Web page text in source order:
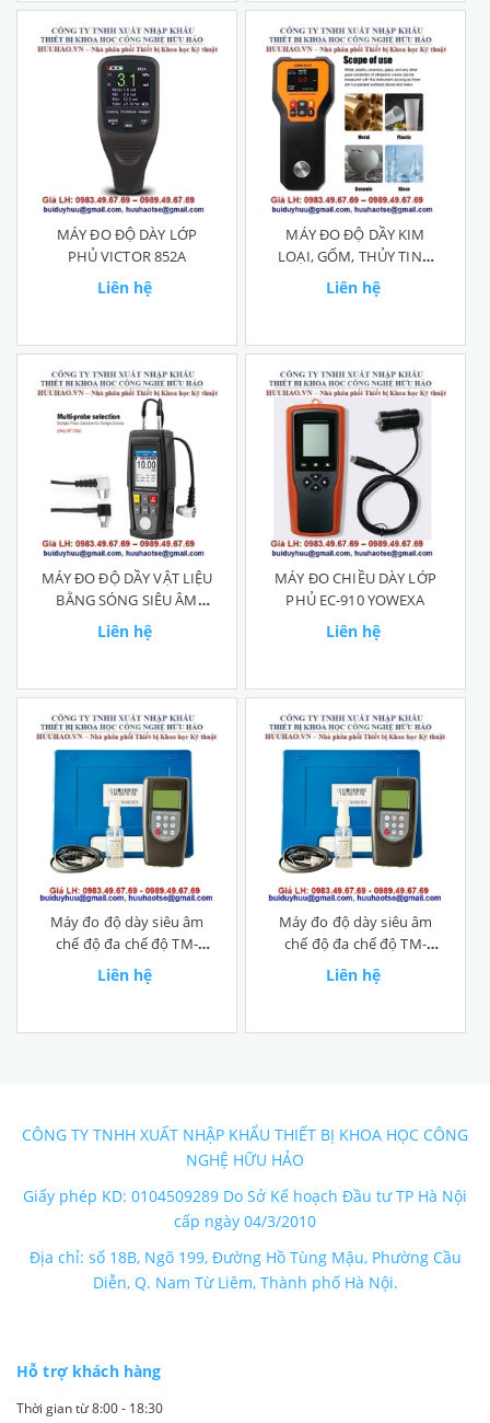
MÁY ĐO ĐỘ DÀY LỚP
PHỦ VICTOR 852A
Liên hệ
MÁY ĐO ĐỘ DẦY KIM
LOẠI, GỐM, THỦY TINH
VICTOR 852C+
Liên hệ
MÁY ĐO ĐỘ DẦY VẬT LIỆU
BẰNG SÓNG SIÊU ÂM
WT130A
Liên hệ
MÁY ĐO CHIỀU DÀY LỚP
PHỦ EC-910 YOWEXA
Liên hệ
Máy đo độ dày siêu âm
chế độ đa chế độ TM-
8819-T3
Liên hệ
Máy đo độ dày siêu âm
chế độ đa chế độ TM-
8819-T6
Liên hệ
CÔNG TY TNHH XUẤT NHẬP KHẨU THIẾT BỊ KHOA HỌC CÔNG
NGHỆ HỮU HẢO
Giấy phép KD: 0104509289 Do Sở Kế hoạch Đầu tư TP Hà Nội
cấp ngày 04/3/2010
Địa chỉ: số 18B, Ngõ 199, Đường Hồ Tùng Mậu, Phường Cầu
Diễn, Q. Nam Từ Liêm, Thành phố Hà Nội.
Hỗ trợ khách hàng
Thời gian từ 8:00 - 18:30